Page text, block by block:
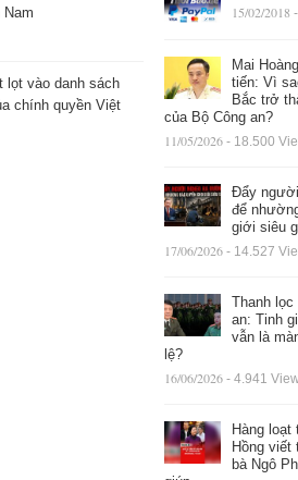
Nam
lọt vào danh sách
chính quyền Việt
15/02/2018
Mai
tiến: Vì
Bắc trở
của Bộ Công an?
11/05/2026 - 18.500
Đẩy
để
giới siêu
17/06/2026 - 14.527
Thanh lọc
an: Tinh
vẫn là
lệ?
16/06/2026 - 4.941
Hàng loạt
Hồng viết
bà Ngô